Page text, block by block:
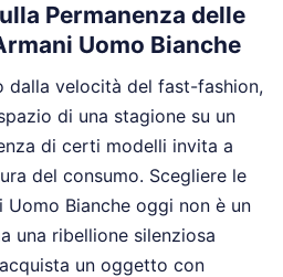
Permanenza delle
Uomo Bianche
dalla velocità del fast-fashion,
di una stagione su un
di certi modelli invita a
del consumo. Scegliere le
Uomo Bianche oggi non è un
una ribellione silenziosa
un oggetto con